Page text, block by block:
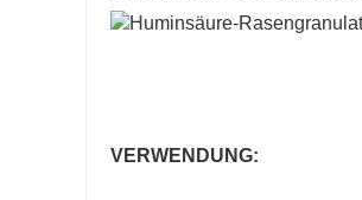
VERWENDUNG: